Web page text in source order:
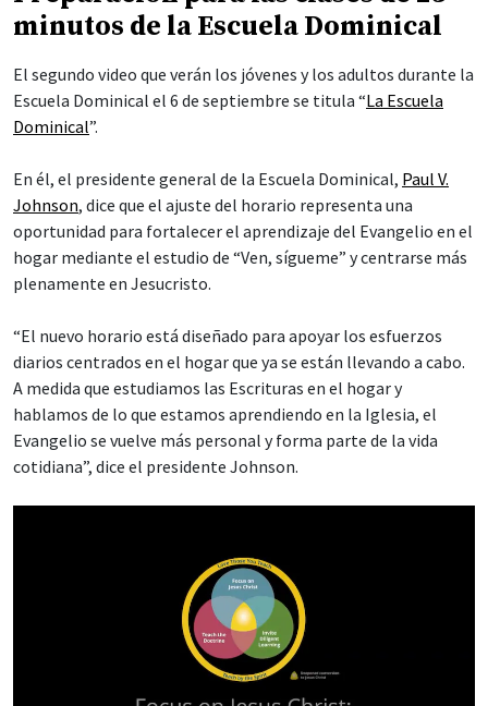
minutos de la Escuela Dominical
El segundo video que verán los jóvenes y los adultos durante la
Escuela Dominical el 6 de septiembre se titula “La Escuela
Dominical”.
En él, el presidente general de la Escuela Dominical, Paul V.
Johnson, dice que el ajuste del horario representa una
oportunidad para fortalecer el aprendizaje del Evangelio en el
hogar mediante el estudio de “Ven, sígueme” y centrarse más
plenamente en Jesucristo.
“El nuevo horario está diseñado para apoyar los esfuerzos
diarios centrados en el hogar que ya se están llevando a cabo.
A medida que estudiamos las Escrituras en el hogar y
hablamos de lo que estamos aprendiendo en la Iglesia, el
Evangelio se vuelve más personal y forma parte de la vida
cotidiana”, dice el presidente Johnson.